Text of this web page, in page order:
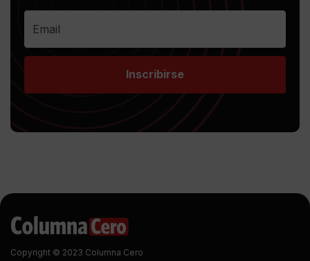
Inscribirse
Copyright © 2023 Columna Cero